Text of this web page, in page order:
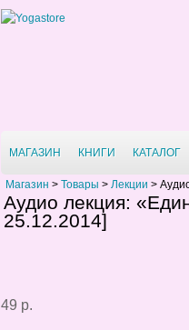
МАГАЗИН КНИГИ КАТАЛОГ
Магазин > Товары > Лекции >
Аудио лекция:
25.12.2014]
49 р.